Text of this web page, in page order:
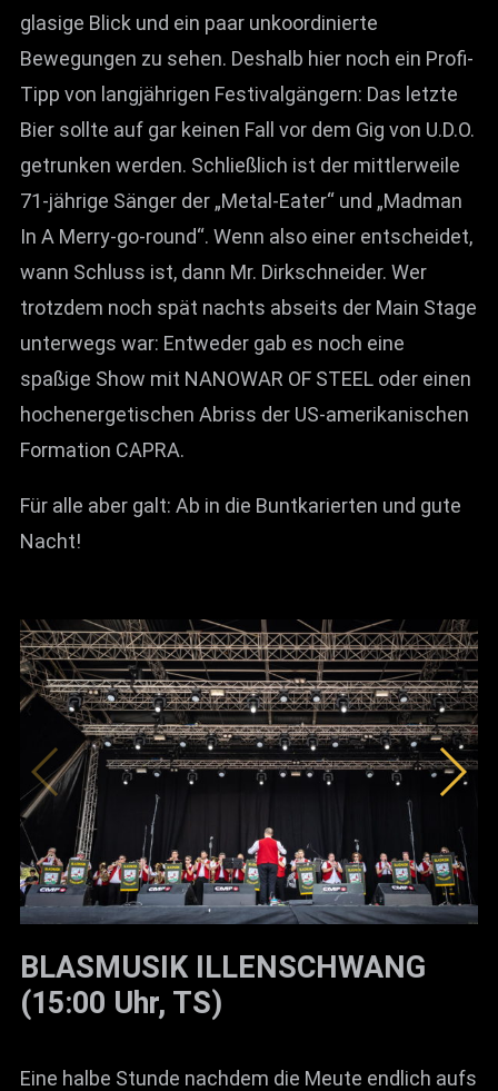
glasige Blick und ein paar unkoordinierte
Bewegungen zu sehen. Deshalb hier noch ein Profi-
Tipp von langjährigen Festivalgängern: Das letzte
Bier sollte auf gar keinen Fall vor dem Gig von U.D.O.
getrunken werden. Schließlich ist der mittlerweile
71-jährige Sänger der „Metal-Eater“ und „Madman
In A Merry-go-round“. Wenn also einer entscheidet,
wann Schluss ist, dann Mr. Dirkschneider. Wer
trotzdem noch spät nachts abseits der Main Stage
unterwegs war: Entweder gab es noch eine
spaßige Show mit NANOWAR OF STEEL oder einen
hochenergetischen Abriss der US-amerikanischen
Formation CAPRA.
Für alle aber galt: Ab in die Buntkarierten und gute
Nacht!
BLASMUSIK ILLENSCHWANG
(15:00 Uhr, TS)
Eine halbe Stunde nachdem die Meute endlich aufs